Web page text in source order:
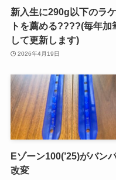
新入生に290g以下のラ
トを薦める????(毎年加
して更新します)
2026年4月19日
Eゾーン100(’25)がバン
改変